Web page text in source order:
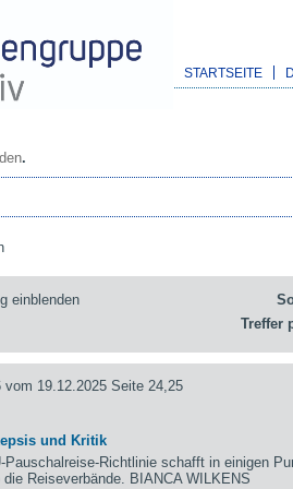
STARTSEITE
.
einblenden
Treffer
vom 19.12.2025 Seite 24,25
und Kritik
Pauschalreise-Richtlinie schafft in einigen
Reiseverbände. BIANCA WILKENS